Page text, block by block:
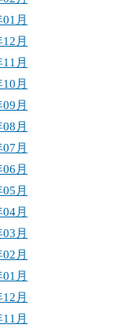
月
月
月
月
月
月
月
月
月
月
月
月
月
月
月